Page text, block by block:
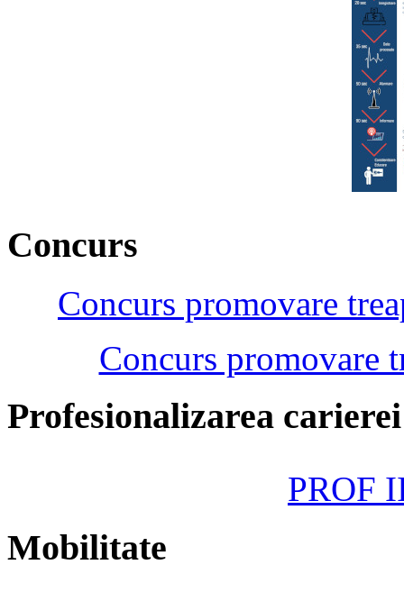
Concurs
Concurs promovare
Concurs promovare
Profesionalizarea
PROF
Mobilitate